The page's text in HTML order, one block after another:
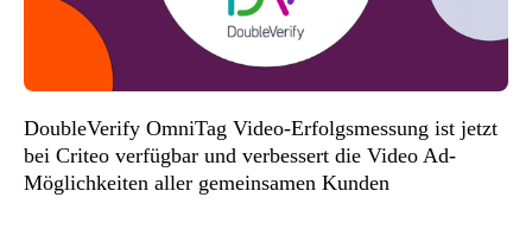
DoubleVerify OmniTag Video-Erfolgsmessung ist jetzt
bei Criteo verfügbar und verbessert die Video Ad-
Möglichkeiten aller gemeinsamen Kunden